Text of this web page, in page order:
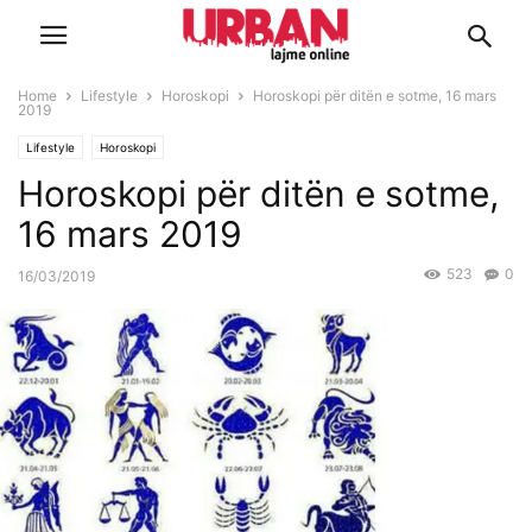
Home Lifestyle Horoskopi
Horoskopi për ditën e sotme, 16 mars
2019
Lifestyle Horoskopi
Horoskopi për ditën e sotme,
16 mars 2019
16/03/2019 0
523